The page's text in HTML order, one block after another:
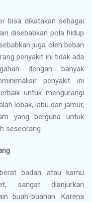
bisa dikatakan sebagai
disebabkan pola hidup
juga oleh beban
penyakit ini tidak ada
dengan banyak
penyakit ini
untuk mengurangi
lobak, labu dan jamur,
yang berguna untuk
seseorang.
badan atau kamu
sangat dianjurkan
buah-buahan. Karena